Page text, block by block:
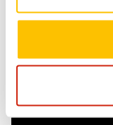
Lixamento